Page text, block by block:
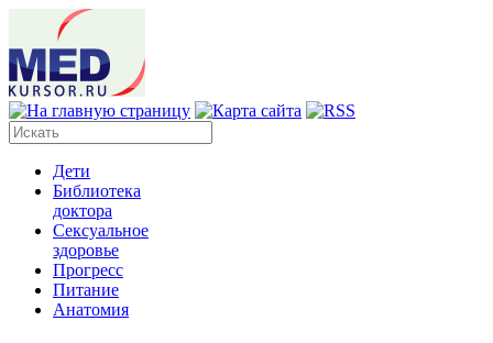
Дети
Библиотека
доктора
Сексуальное
здоровье
Прогресс
Питание
Анатомия